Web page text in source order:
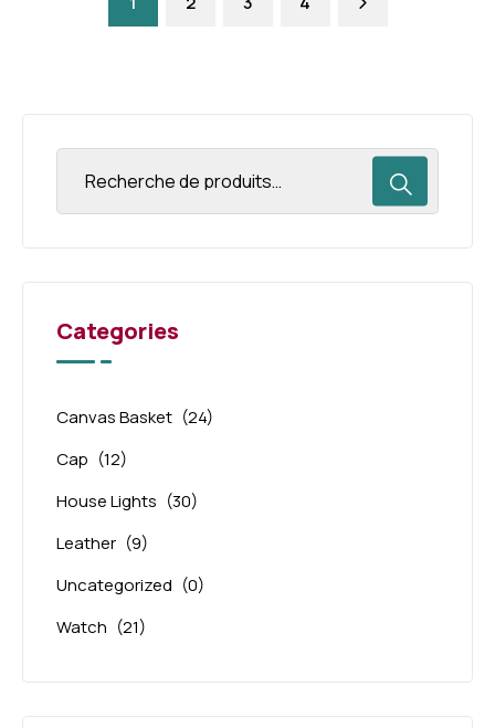
Categories
Canvas Basket (24)
Cap (12)
House Lights (30)
Leather (9)
Uncategorized (0)
Watch (21)